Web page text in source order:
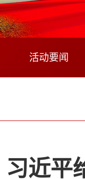
活动要闻
习近平